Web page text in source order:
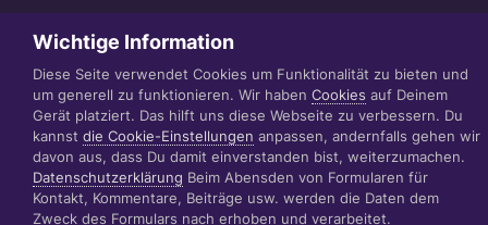
Teilen
Datenschutzerklärung Impressum
© 1999 - 2022 RÄBIGER IT|WEB|VIDEO|CONSULTING
www.raebiger.pro
Powered by Invision Community
Wichtige Information
Diese Seite verwendet Cookies um Funktionalität zu bieten und
um generell zu funktionieren. Wir haben Cookies auf Deinem
Gerät platziert. Das hilft uns diese Webseite zu verbessern. Du
kannst die Cookie-Einstellungen anpassen, andernfalls gehen wir
davon aus, dass Du damit einverstanden bist, weiterzumachen.
Datenschutzerklärung Beim Abensden von Formularen für
Kontakt, Kommentare, Beiträge usw. werden die Daten dem
Zweck des Formulars nach erhoben und verarbeitet.